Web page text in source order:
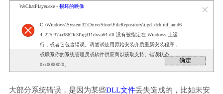
WeChatPlayer.exe - 损坏的映像
C:\Windows\System32\DriverStore\FileRepository\iigd_dch.inf_amd6
4_225f37aa3862fc3f\igd11dxva64.dll 没有被指定在 Windows 上运
行，或者它包含错误。请尝试使用原始安装介质重新安装程序，
或联系你的系统管理员或软件供应商以获取支持。错误状态
0xc0000020。
大部分系统错误，是因为某些DLL文件丢失造成的，比如未安